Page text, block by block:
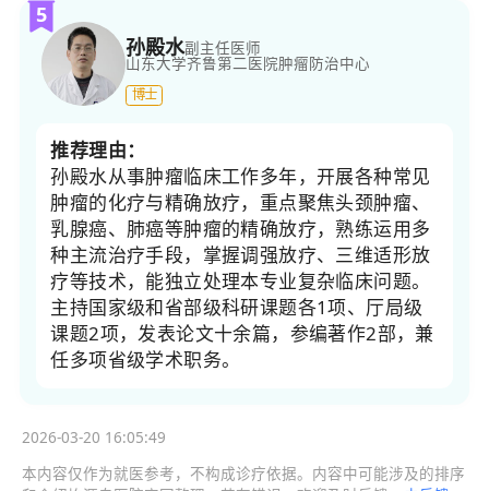
5
孙殿水副主任医师
山东大学齐鲁第二医院肿瘤防治中心
博士
推荐理由：
孙殿水从事肿瘤临床工作多年，开展各种常见
肿瘤的化疗与精确放疗，重点聚焦头颈肿瘤、
乳腺癌、肺癌等肿瘤的精确放疗，熟练运用多
种主流治疗手段，掌握调强放疗、三维适形放
疗等技术，能独立处理本专业复杂临床问题。
主持国家级和省部级科研课题各1项、厅局级
课题2项，发表论文十余篇，参编著作2部，兼
任多项省级学术职务。
2026-03-20 16:05:49
本内容仅作为就医参考，不构成诊疗依据。内容中可能涉及的排序